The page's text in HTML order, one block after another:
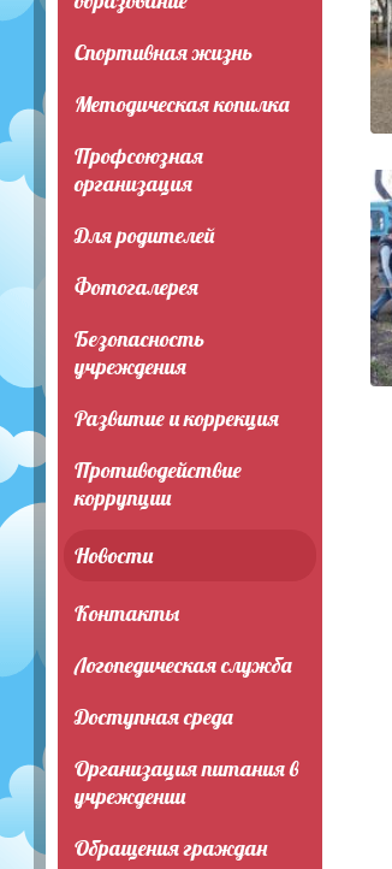
Спортивная жизнь
Методическая копилка
Профсоюзная
организация
Для родителей
Фотогалерея
Безопасность
учреждения
Развитие и коррекция
Противодействие
коррупции
Новости
Контакты
Логопедическая служба
Доступная среда
Организация питания в
учреждении
Обращения граждан